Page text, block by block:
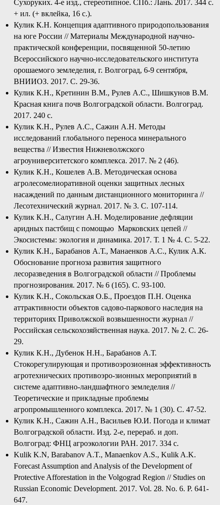
Сухоруких. 4-е изд., стереотипное. СПб.: Лань. 2017. 344 с.
+ ил. (+ вклейка, 16 с.).
Кулик К.Н. Концепция адаптивного природопользования
на юге России // Материалы Международной научно-
практической конференции, посвященной 50-летию
Всероссийского научно-исследовательского института
орошаемого земледелия, г. Волгоград, 6-9 сентября,
ВНИИОЗ. 2017. С. 29-36.
Кулик К.Н., Кретинин В.М., Рулев А.С., Шишкунов В.М.
Красная книга почв Волгоградской области. Волгоград.
2017. 240 с.
Кулик К.Н., Рулев А.С., Сажин А.Н. Методы
исследований глобального переноса минерального
вещества // Известия Нижневолжского
агроуниверситетского комплекса. 2017. № 2 (46).
Кулик К.Н., Кошелев А.В. Методическая основа
агролесомелиоративной оценки защитных лесных
насаждений по данным дистанционного мониторинга //
Лесотехнический журнал. 2017. № 3. С. 107-114.
Кулик К.Н., Салугин А.Н. Моделирование дефляции
аридных пастбищ с помощью Марковских цепей //
Экосистемы: экология и динамика. 2017. Т. 1 № 4. С. 5-22.
Кулик К.Н., Барабанов А.Т., Манаенков А.С., Кулик А.К.
Обоснование прогноза развития защитного
лесоразведения в Волгоградской области // Проблемы
прогнозирования. 2017. № 6 (165). С. 93-100.
Кулик К.Н., Сокольская О.Б., Проездов П.Н. Оценка
аттрактивности объектов садово-паркового наследия на
территориях Приволжской возвышенности журнал //
Российская сельскохозяйственная наука. 2017. № 2. С. 26-
29.
Кулик К.Н., Дубенок Н.Н., Барабанов А.Т.
Стокорегулирующая и противоэрозионная эффективность
агротехнических противоэро-зионных мероприятий в
системе адаптивно-ландшафтного земледелия //
Теоретические и прикладные проблемы
агропромышленного комплекса. 2017. № 1 (30). С. 47-52.
Кулик К.Н., Сажин А.Н., Васильев Ю.И. Погода и климат
Волгоградской области. Изд. 2-е, перераб. и доп.
Волгоград: ФНЦ агроэкологии РАН. 2017. 334 с.
Kulik K.N, Barabanov A.T., Manaenkov A.S., Kulik A.K.
Forecast Assumption and Analysis of the Development of
Protective Afforestation in the Volgograd Region // Studies on
Russian Economic Development. 2017. Vol. 28. No. 6. P. 641-
647.